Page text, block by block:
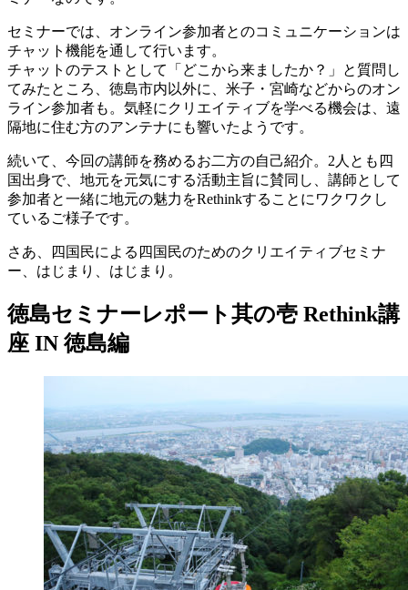
セミナーでは、オンライン参加者とのコミュニケーションは
チャット機能を通して行います。
チャットのテストとして「どこから来ましたか？」と質問し
てみたところ、徳島市内以外に、米子・宮崎などからのオン
ライン参加者も。気軽にクリエイティブを学べる機会は、遠
隔地に住む方のアンテナにも響いたようです。
続いて、今回の講師を務めるお二方の自己紹介。2人とも四
国出身で、地元を元気にする活動主旨に賛同し、講師として
参加者と一緒に地元の魅力をRethinkすることにワクワクし
ているご様子です。
さあ、四国民による四国民のためのクリエイティブセミナ
ー、はじまり、はじまり。
徳島セミナーレポート其の壱 Rethink講
座 IN 徳島編